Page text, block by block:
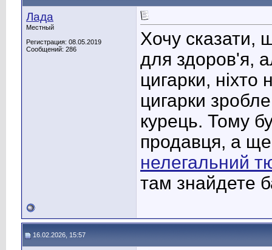
Лада
Местный
Регистрация: 08.05.2019
Сообщений: 286
Хочу сказати,
для здоров'я,
цигарки, ніхто
цигарки
курець. Тому
продавця, а
нелегальний
там знайдете
16.02.2026, 15:57